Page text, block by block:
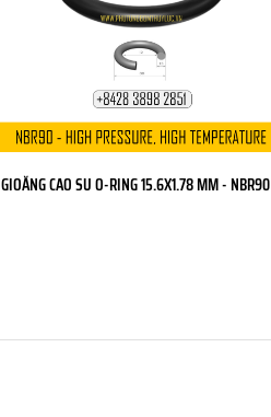
GIOĂNG CAO SU O-RING 15.6X1.78 MM - NBR90